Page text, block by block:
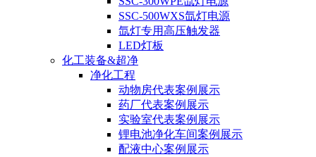
SSC-500WXS氙灯电源
氙灯专用高压触发器
LED灯板
化工装备&超净
净化工程
动物房代表案例展示
药厂代表案例展示
实验室代表案例展示
锂电池净化车间案例展示
配液中心案例展示